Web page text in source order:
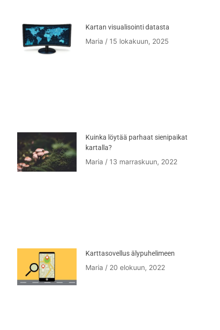
Kartan visualisointi datasta
Maria 15 lokakuun, 2025
Kuinka löytää parhaat sienipaikat
kartalla?
Maria 13 marraskuun, 2022
Karttasovellus älypuhelimeen
Maria 20 elokuun, 2022